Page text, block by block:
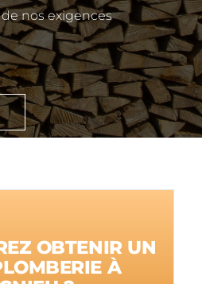
nos exigences
OBTENIR UN
À